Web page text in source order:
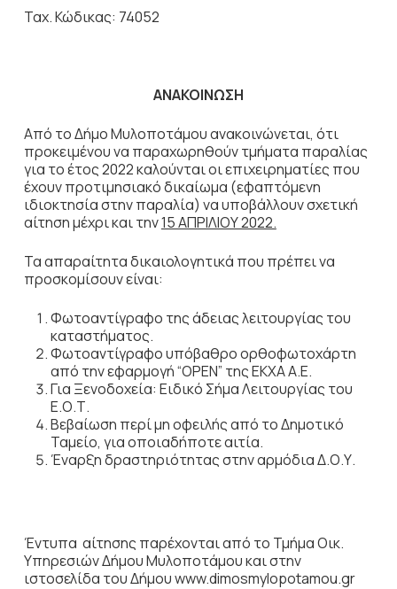
Ταχ. Κώδικας: 74052
ΑΝΑΚΟΙΝΩΣΗ
Από το Δήμο Μυλοποτάμου ανακοινώνεται, ότι
προκειμένου να παραχωρηθούν τμήματα παραλίας
για το έτος 2022 καλούνται οι επιχειρηματίες που
έχουν προτιμησιακό δικαίωμα (εφαπτόμενη
ιδιοκτησία στην παραλία) να υποβάλλουν σχετική
αίτηση μέχρι και την15 ΑΠΡΙΛΙΟΥ 2022.
Τα απαραίτητα δικαιολογητικά που πρέπει να
προσκομίσουν είναι:
Φωτοαντίγραφο της άδειας λειτουργίας του
καταστήματος.
Φωτοαντίγραφο υπόβαθρο ορθοφωτοχάρτη
από την εφαρμογή “OPEN” της ΕΚΧΑ Α.Ε.
Για Ξενοδοχεία: Ειδικό Σήμα Λειτουργίας του
Ε.Ο.Τ.
Βεβαίωση περί μη οφειλής από το Δημοτικό
Ταμείο, για οποιαδήποτε αιτία.
Έναρξη δραστηριότητας στην αρμόδια Δ.Ο.Υ.
Έντυπα αίτησης παρέχονται από το Τμήμα Οικ.
Υπηρεσιών Δήμου Μυλοποτάμου και στην
ιστοσελίδα του Δήμουwww.dimosmylopotamou.gr